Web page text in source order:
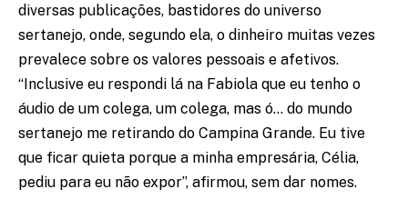
diversas publicações, bastidores do universo
sertanejo, onde, segundo ela, o dinheiro muitas vezes
prevalece sobre os valores pessoais e afetivos.
“Inclusive eu respondi lá na Fabiola que eu tenho o
áudio de um colega, um colega, mas ó… do mundo
sertanejo me retirando do Campina Grande. Eu tive
que ficar quieta porque a minha empresária, Célia,
pediu para eu não expor”, afirmou, sem dar nomes.